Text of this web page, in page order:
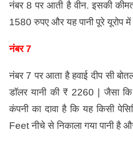
नंबर 8 पर आती है वीन. इसकी
1580 रुपए और यह पानी पूरे यूरोप में
नंबर 7
नंबर 7 पर आता है हवाई दीप सी
डॉलर यानी की ₹ 2260 | जैसा कि
कंपनी का दावा है कि यह किसी
Feet नीचे से निकाला गया पानी है